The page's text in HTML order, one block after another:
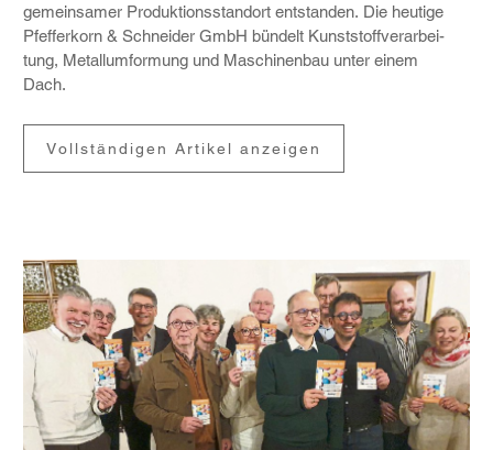
gemein­samer Produk­ti­ons­standort entstanden. Die heutige
Pfef­fer­korn & Schneider GmbH bündelt Kunst­stoff­ver­ar­bei­
tung, Metall­um­for­mung und Maschi­nenbau unter einem
Dach.
Vollständigen Artikel anzeigen